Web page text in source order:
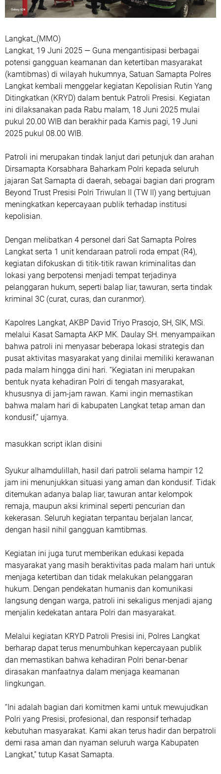
Langkat_(MMO)
Langkat, 19 Juni 2025 — Guna mengantisipasi berbagai
potensi gangguan keamanan dan ketertiban masyarakat
(kamtibmas) di wilayah hukumnya, Satuan Samapta Polres
Langkat kembali menggelar kegiatan Kepolisian Rutin Yang
Ditingkatkan (KRYD) dalam bentuk Patroli Presisi. Kegiatan
ini dilaksanakan pada Rabu malam, 18 Juni 2025 mulai
pukul 20.00 WIB dan berakhir pada Kamis pagi, 19 Juni
2025 pukul 08.00 WIB.
Patroli ini merupakan tindak lanjut dari petunjuk dan arahan
Dirsamapta Korsabhara Baharkam Polri kepada seluruh
jajaran Sat Samapta di daerah, sebagai bagian dari program
Beyond Trust Presisi Polri Triwulan II (TW II) yang bertujuan
meningkatkan kepercayaan publik terhadap institusi
kepolisian.
Dengan melibatkan 4 personel dari Sat Samapta Polres
Langkat serta 1 unit kendaraan patroli roda empat (R4),
kegiatan difokuskan di titik-titik rawan kriminalitas dan
lokasi yang berpotensi menjadi tempat terjadinya
pelanggaran hukum, seperti balap liar, tawuran, serta tindak
kriminal 3C (curat, curas, dan curanmor).
Kapolres Langkat, AKBP David Triyo Prasojo, SH, SIK, MSi.
melalui Kasat Samapta AKP MK. Daulay SH. menyampaikan
bahwa patroli ini menyasar beberapa lokasi strategis dan
pusat aktivitas masyarakat yang dinilai memiliki kerawanan
pada malam hingga dini hari. “Kegiatan ini merupakan
bentuk nyata kehadiran Polri di tengah masyarakat,
khususnya di jam-jam rawan. Kami ingin memastikan
bahwa malam hari di kabupaten Langkat tetap aman dan
kondusif,” ujarnya.
masukkan script iklan disini
Syukur alhamdulillah, hasil dari patroli selama hampir 12
jam ini menunjukkan situasi yang aman dan kondusif. Tidak
ditemukan adanya balap liar, tawuran antar kelompok
remaja, maupun aksi kriminal seperti pencurian dan
kekerasan. Seluruh kegiatan terpantau berjalan lancar,
dengan hasil nihil gangguan kamtibmas.
Kegiatan ini juga turut memberikan edukasi kepada
masyarakat yang masih beraktivitas pada malam hari untuk
menjaga ketertiban dan tidak melakukan pelanggaran
hukum. Dengan pendekatan humanis dan komunikasi
langsung dengan warga, patroli ini sekaligus menjadi ajang
menjalin kedekatan antara Polri dan masyarakat.
Melalui kegiatan KRYD Patroli Presisi ini, Polres Langkat
berharap dapat terus menumbuhkan kepercayaan publik
dan memastikan bahwa kehadiran Polri benar-benar
dirasakan manfaatnya dalam menjaga keamanan
lingkungan.
“Ini adalah bagian dari komitmen kami untuk mewujudkan
Polri yang Presisi, profesional, dan responsif terhadap
kebutuhan masyarakat. Kami akan terus hadir dan berpatroli
demi rasa aman dan nyaman seluruh warga Kabupaten
Langkat,” tutup Kasat Samapta.